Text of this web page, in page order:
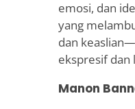
emosi, dan
yang
dan
ekspresif dan
Manon